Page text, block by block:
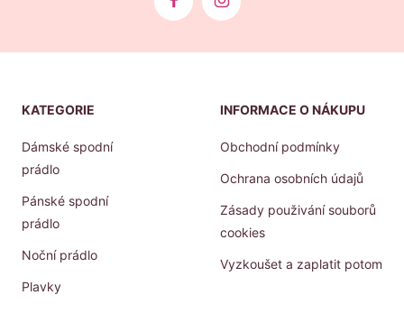
KATEGORIE
Dámské spodní
prádlo
Pánské spodní
prádlo
Noční prádlo
Plavky
INFORMACE O NÁKUPU
Obchodní podmínky
Ochrana osobních údajů
Zásady použivání souborů
cookies
Vyzkoušet a zaplatit potom